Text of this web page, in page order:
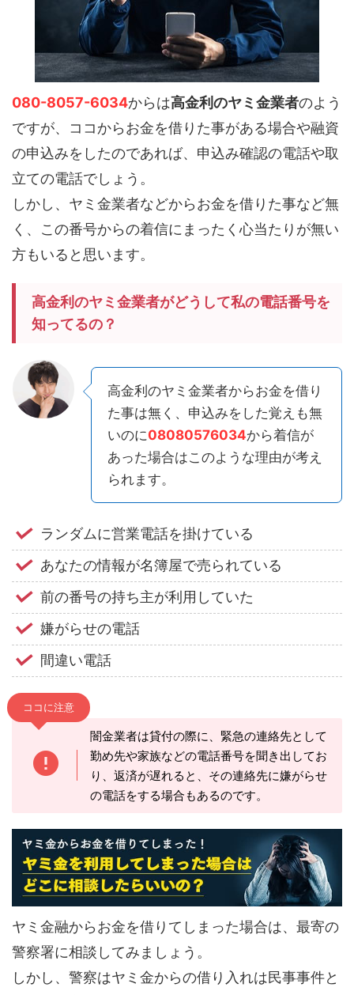
080-8057-6034からは高金利のヤミ金業者のよう
ですが、ココからお金を借りた事がある場合や融資
の申込みをしたのであれば、申込み確認の電話や取
立ての電話でしょう。
しかし、ヤミ金業者などからお金を借りた事など無
く、この番号からの着信にまったく心当たりが無い
方もいると思います。
高金利のヤミ金業者がどうして私の電話番号を
知ってるの？
高金利のヤミ金業者からお金を借り
た事は無く、申込みをした覚えも無
いのに08080576034から着信が
あった場合はこのような理由が考え
られます。
ランダムに営業電話を掛けている
あなたの情報が名簿屋で売られている
前の番号の持ち主が利用していた
嫌がらせの電話
間違い電話
ココに注意
闇金業者は貸付の際に、緊急の連絡先として
勤め先や家族などの電話番号を聞き出してお
り、返済が遅れると、その連絡先に嫌がらせ
の電話をする場合もあるのです。
ヤミ金融からお金を借りてしまった場合は、最寄の
警察署に相談してみましょう。
しかし、警察はヤミ金からの借り入れは民事事件と